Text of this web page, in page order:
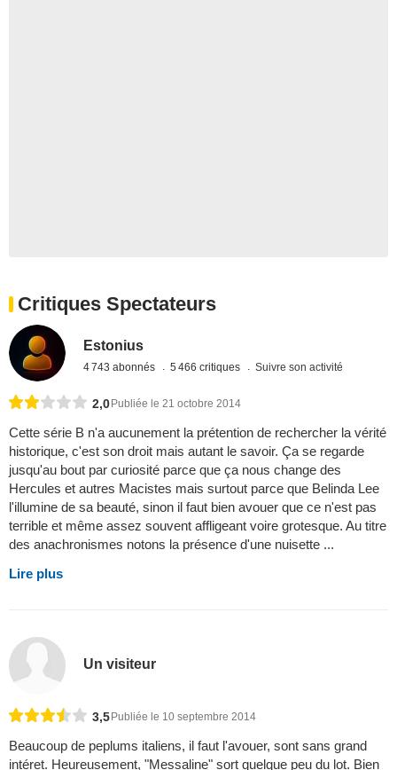
Critiques Spectateurs
Estonius
4 743 abonnés 5 466 critiques Suivre son activité
2,0 Publiée le 21 octobre 2014
Cette série B n'a aucunement la prétention de rechercher la vérité
historique, c'est son droit mais autant le savoir. Ça se regarde
jusqu'au bout par curiosité parce que ça nous change des
Hercules et autres Macistes mais surtout parce que Belinda Lee
l'illumine de sa beauté, sinon il faut bien avouer que ce n'est pas
terrible et même assez souvent affligeant voire grotesque. Au titre
des anachronismes notons la présence d'une nuisette ...
Lire plus
Un visiteur
3,5Publiée le 10 septembre 2014
Beaucoup de peplums italiens, il faut l'avouer, sont sans grand
intéret. Heureusement, "Messaline" sort quelque peu du lot. Bien